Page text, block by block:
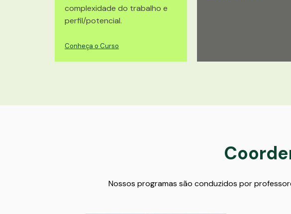
complexidade do trabalho e
perfil/potencial.
Conheça o Curso
Nossos programas são conduzidos por